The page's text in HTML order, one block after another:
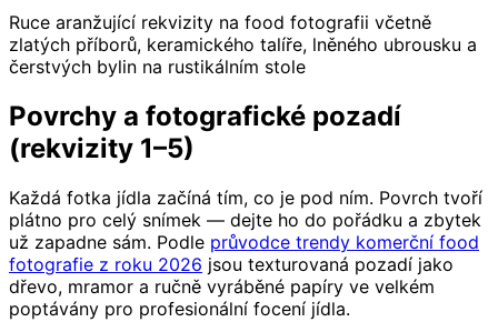
Ruce aranžující rekvizity na food fotografii včetně
zlatých příborů, keramického talíře, lněného ubrousku a
čerstvých bylin na rustikálním stole
Povrchy a fotografické pozadí
(rekvizity 1–5)
Každá fotka jídla začíná tím, co je pod ním. Povrch tvoří
plátno pro celý snímek — dejte ho do pořádku a zbytek
už zapadne sám. Podle průvodce trendy komerční food
fotografie z roku 2026 jsou texturovaná pozadí jako
dřevo, mramor a ručně vyráběné papíry ve velkém
poptávány pro profesionální focení jídla.